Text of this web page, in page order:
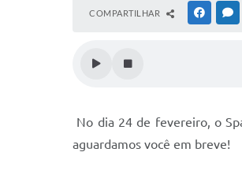
COMPARTILHAR
No dia 24 de fevereiro, o
aguardamos você em breve!